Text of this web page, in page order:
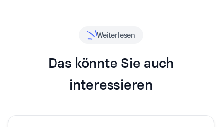
Weiterlesen
Das könnte Sie auch
interessieren